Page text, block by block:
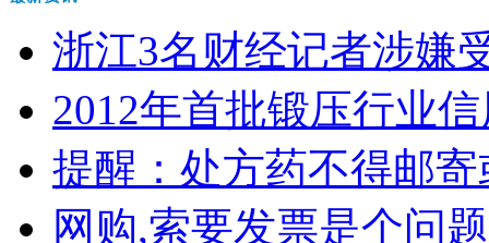
浙江3名财经记者涉嫌
2012年首批锻压行业
提醒：处方药不得邮
网购,索要发票是个问题